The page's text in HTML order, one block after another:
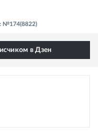
№174(8822)
в Дзен